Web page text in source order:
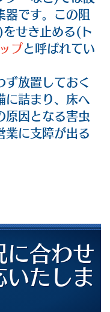
器です。この阻
せき止める(ト
プと呼ばれてい
ず放置しておく
に詰まり、床へ
原因となる害虫
業に支障が出る
に合わせ
いたしま